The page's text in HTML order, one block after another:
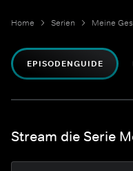
Home Serien Meine
EPISODENGUIDE
Stream die Serie